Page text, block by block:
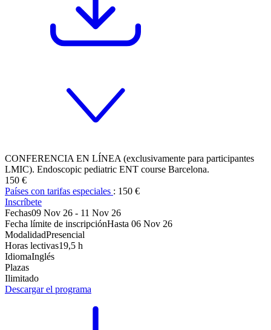
CONFERENCIA EN LÍNEA (exclusivamente para participantes
LMIC). Endoscopic pediatric ENT course Barcelona.
150 €
Países con tarifas especiales : 150 €
Inscríbete
Fechas09 Nov 26 - 11 Nov 26
Fecha límite de inscripciónHasta 06 Nov 26
ModalidadPresencial
Horas lectivas19,5 h
IdiomaInglés
Plazas
Ilimitado
Descargar el programa